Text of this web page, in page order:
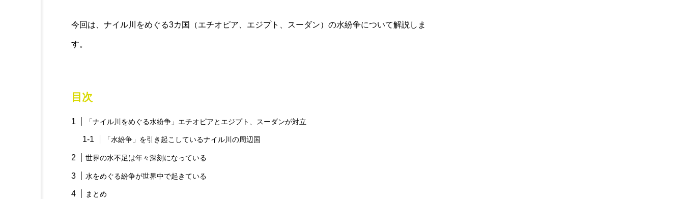
今回は、ナイル川をめぐる3カ国（エチオピア、エジプト、スーダン）の水紛争について解説しま
す。
目次
「ナイル川をめぐる水紛争」エチオピアとエジプト、スーダンが対立
「水紛争」を引き起こしているナイル川の周辺国
世界の水不足は年々深刻になっている
水をめぐる紛争が世界中で起きている
まとめ